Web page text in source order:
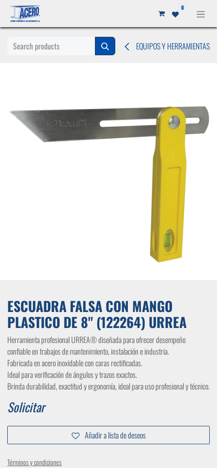
Ir al contenido 0
EQUIPOS Y HERRAMIENTAS
ESCUADRA FALSA CON MANGO
PLASTICO DE 8" (122264) URREA
Herramienta profesional URREA® diseñada para ofrecer desempeño
confiable en trabajos de mantenimiento, instalación e industria.
Fabricada en acero inoxidable con caras rectificadas.
Ideal para verificación de ángulos y trazos exactos.
Brinda durabilidad, exactitud y ergonomía, ideal para uso profesional y técnico.
Solicitar
Añadir a lista de deseos
Términos y condiciones